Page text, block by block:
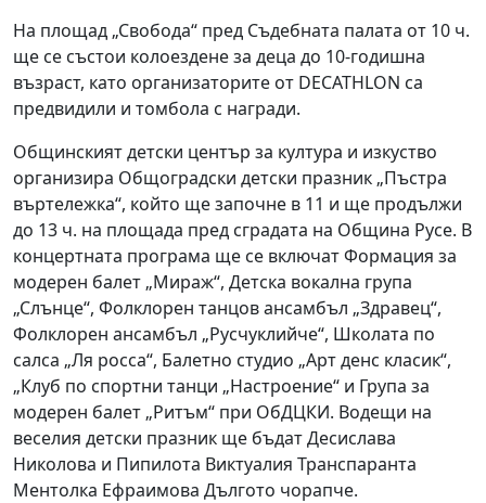
На площад „Свобода“ пред Съдебната палата от 10 ч.
ще се състои колоездене за деца до 10-годишна
възраст, като организаторите от DECATHLON са
предвидили и томбола с награди.
Общинският детски център за култура и изкуство
организира Общоградски детски празник „Пъстра
въртележка“, който ще започне в 11 и ще продължи
до 13 ч. на площада пред сградата на Община Русе. В
концертната програма ще се включат Формация за
модерен балет „Мираж“, Детска вокална група
„Слънце“, Фолклорен танцов ансамбъл „Здравец“,
Фолклорен ансамбъл „Русчуклийче“, Школата по
салса „Ля росса“, Балетно студио „Арт денс класик“,
„Клуб по спортни танци „Настроение“ и Група за
модерен балет „Ритъм“ при ОбДЦКИ. Водещи на
веселия детски празник ще бъдат Десислава
Николова и Пипилота Виктуалия Транспаранта
Ментолка Ефраимова Дългото чорапче.